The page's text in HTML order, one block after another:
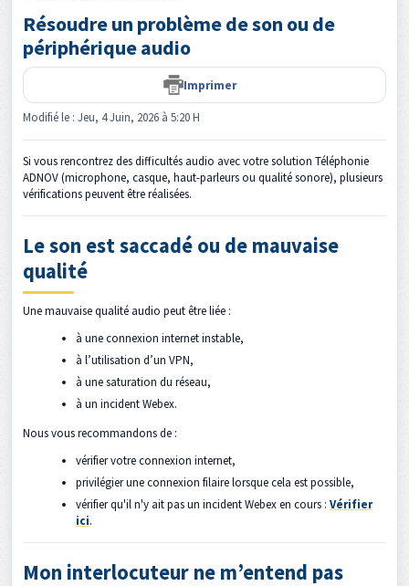
Résoudre un problème de son ou de
périphérique audio
Imprimer
Modifié le : Jeu, 4 Juin, 2026 à 5:20 H
Si vous rencontrez des difficultés audio avec votre solution Téléphonie
ADNOV (microphone, casque, haut-parleurs ou qualité sonore), plusieurs
vérifications peuvent être réalisées.
Le son est saccadé ou de mauvaise
qualité
Une mauvaise qualité audio peut être liée :
à une connexion internet instable,
à l’utilisation d’un VPN,
à une saturation du réseau,
à un incident Webex.
Nous vous recommandons de :
vérifier votre connexion internet,
privilégier une connexion filaire lorsque cela est possible,
vérifier qu'il n'y ait pas un incident Webex en cours : Vérifier
ici.
Mon interlocuteur ne m’entend pas